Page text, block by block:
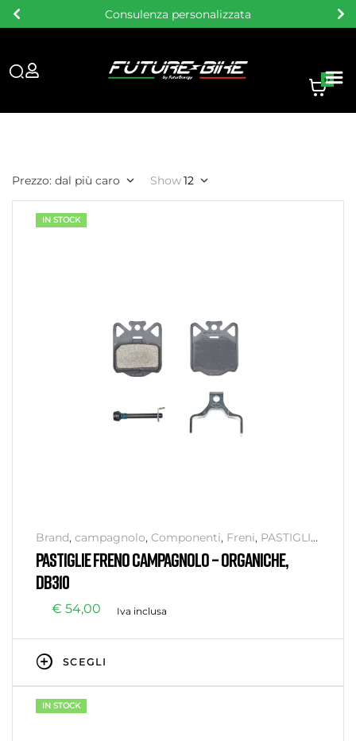
Consulenza personalizzata
0
Prezzo: dal più caro Show12
IN STOCK
Brand, campagnolo, Componenti, Freni, PASTIGLIE
Senza categoria
PASTIGLIE FRENO CAMPAGNOLO – ORGANICHE,
DB310
€ 54,00 Iva inclusa
SCEGLI
IN STOCK